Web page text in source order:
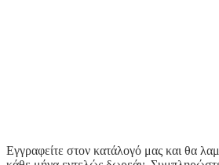
Εγγραφείτε στον κατάλογό μας και θα